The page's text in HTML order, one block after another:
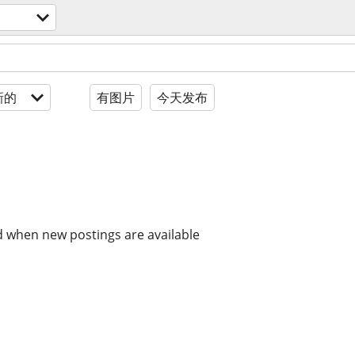
的 有图片 今天发布
new postings are available